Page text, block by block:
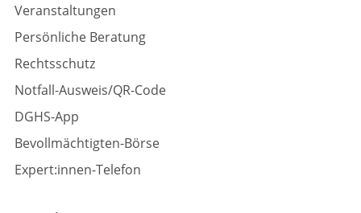
Veranstaltungen
Persönliche Beratung
Rechtsschutz
Notfall-Ausweis/QR-Code
DGHS-App
Bevollmächtigten-Börse
Expert:innen-Telefon